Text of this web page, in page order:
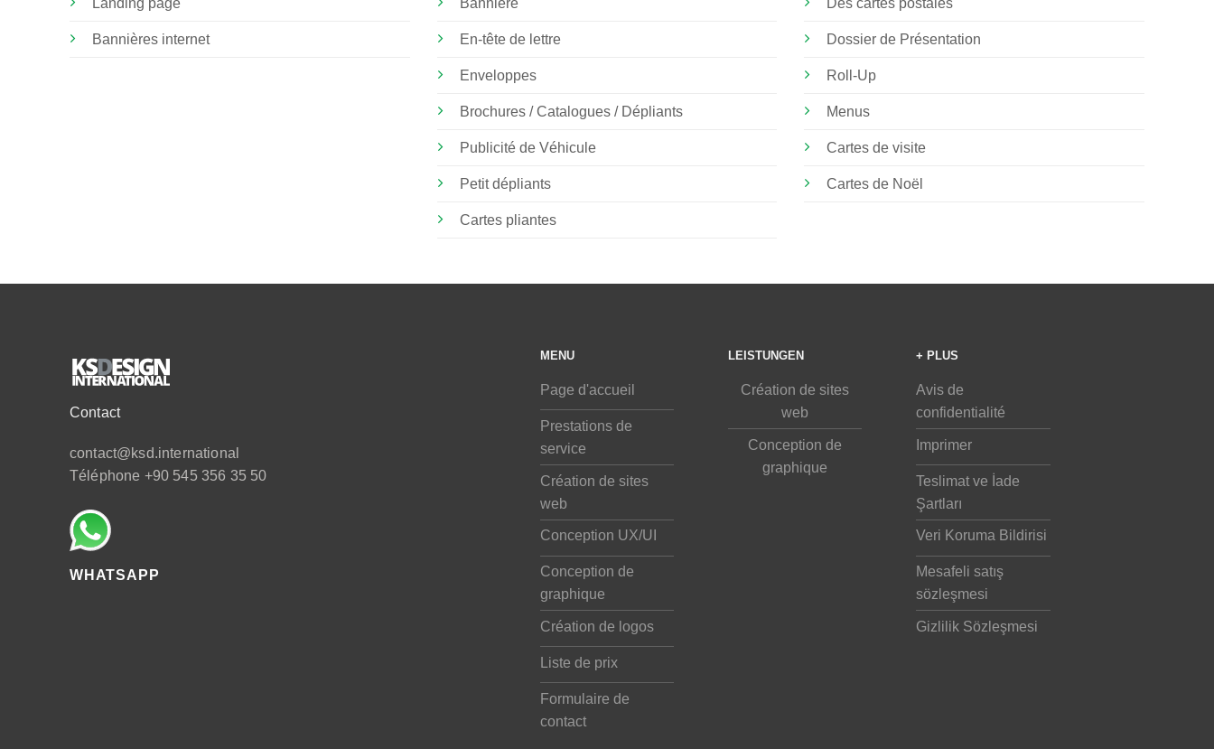
Bannières internet En-tête de lettre
Enveloppes
Brochures / Catalogues / Dépliants
Publicité de Véhicule
Petit dépliants
Cartes pliantes
Dossier de Présentation
Roll-Up
Menus
Cartes de visite
Cartes de Noël
Contact
contact@ksd.international
Téléphone +90 545 356 35 50
WHATSAPP
MENU
Page d'accueil
Prestations de
service
Création de sites
web
Conception UX/UI
Conception de
graphique
Création de logos
Liste de prix
Formulaire de
contact
LEISTUNGEN
Création de sites
web
Conception de
graphique
+ PLUS
Avis de
confidentialité
Imprimer
Teslimat ve İade
Şartları
Veri Koruma Bildirisi
Mesafeli satış
sözleşmesi
Gizlilik Sözleşmesi